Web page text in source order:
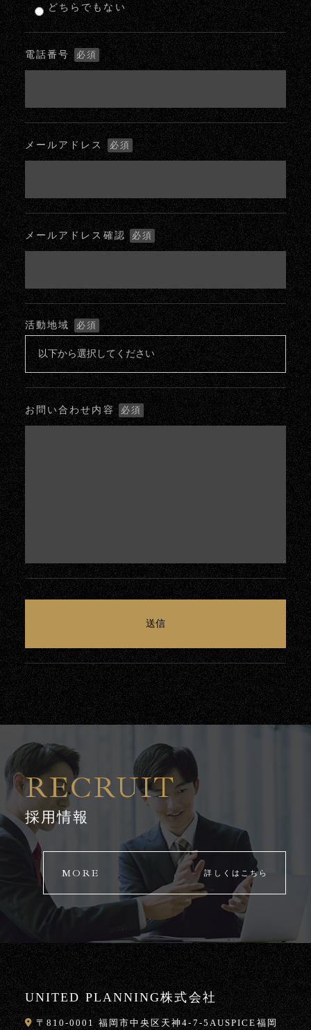
どちらでもない
電話番号 必須
メールアドレス 必須
メールアドレス確認 必須
活動地域 必須
お問い合わせ内容 必須
RECRUIT
採用情報
MORE 詳しくはこちら
UNITED PLANNING株式会社
〒810-0001 福岡市中央区天神4-7-5AUSPICE福岡